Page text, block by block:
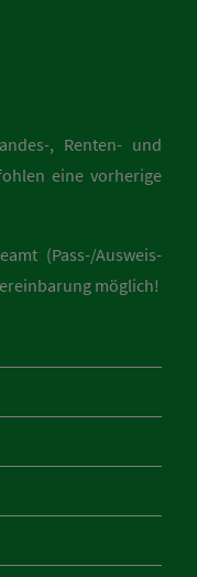
, Renten- und
eine vorherige
(Pass-/Ausweis-
möglich!